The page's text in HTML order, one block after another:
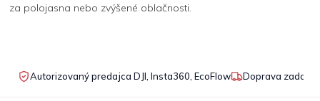
za polojasna nebo zvýšené oblačnosti.
Autorizovaný predajca DJI, Insta360, EcoFlow Doprava